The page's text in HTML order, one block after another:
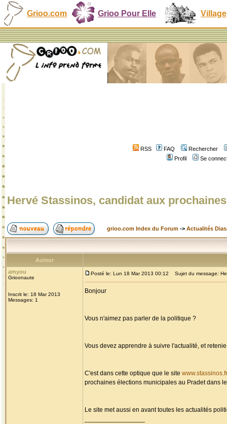
Grioo.com Grioo Pour Elle Village
RSS FAQ
Rechercher
Profil
Se
Hervé Stassinos, candidat aux
grioo.com Index du Forum -> Actualités
Auteur
amyou
Grioonaute
Inscrit le: 18 Mar 2013
Messages: 1
Posté le: Lun 18 Mar 2013 00:12 Sujet du message:
Bonjour
Vous n'aimez pas parler de la politique ?
Vous devez apprendre à suivre l'actualité, et
C'est dans cette optique que le site www.stassinos.fr
prochaines élections municipales au Pradet dans le
Le site met aussi en avant toutes les actualités